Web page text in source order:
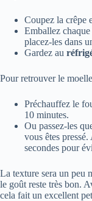
Coupez la crêpe
Emballez
placez-les dans
Gardez au
Pour retrouver le
Préchauffez le
10 minutes.
Ou passez-les
vous êtes
secondes pour
La texture sera un peu
le goût reste très bon.
cela fait un excellent